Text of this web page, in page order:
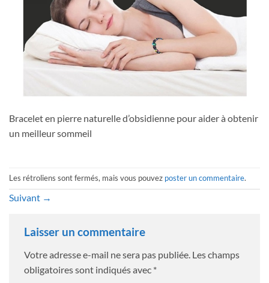
Bracelet en pierre naturelle d’obsidienne pour aider à obtenir
un meilleur sommeil
Les rétroliens sont fermés, mais vous pouvez poster un commentaire.
Suivant →
Laisser un commentaire
Votre adresse e-mail ne sera pas publiée. Les champs
obligatoires sont indiqués avec *